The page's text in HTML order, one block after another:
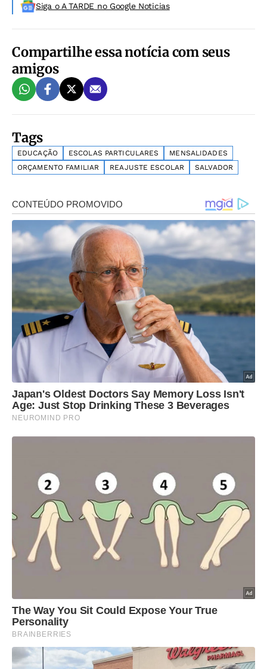
Siga o A TARDE no Google Noticias
Compartilhe essa notícia com seus
amigos
Tags
EDUCAÇÃO ESCOLAS PARTICULARES
MENSALIDADES
ORÇAMENTO FAMILIAR
REAJUSTE ESCOLAR SALVADOR